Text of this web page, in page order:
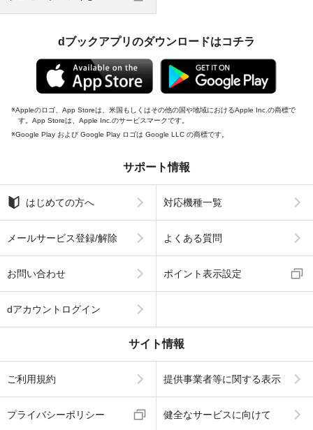
dブックアプリのダウンロードはコチラ
Appleのロゴ、App Storeは、米国もしくはその他の国や地域におけるApple Inc.の商標で
す。App Storeは、Apple Inc.のサービスマークです。
Google Play および Google Play ロゴは Google LLC の商標です。
サポート情報
はじめての方へ 対応機種一覧
メールサービス登録/解除 よくある質問
お問い合わせ ポイント表示設定
dアカウントログイン
サイト情報
ご利用規約 提供事業者等に関する表示
プライバシーポリシー 健全なサービスに向けて